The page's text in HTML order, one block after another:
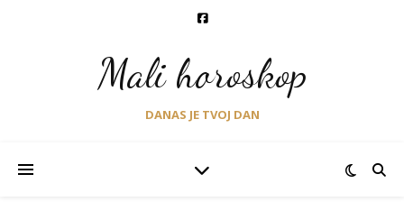
Mali horoskop
DANAS JE TVOJ DAN